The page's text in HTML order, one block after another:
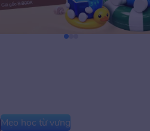
Mẹo học từ vựng